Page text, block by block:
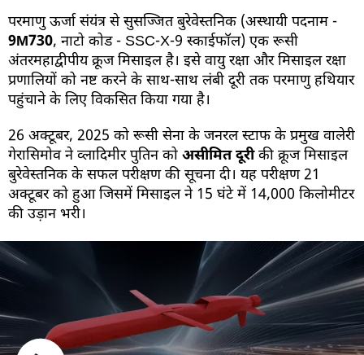
परमाणु ऊर्जा संयंत्र से सुसज्जित बुरेवेस्तनिक (अस्थायी पदनाम -
9M730, नाटो कोड - SSC-X-9 स्काईफॉल) एक रूसी
अंतरमहाद्वीपीय क्रूज मिसाइल है। इसे वायु रक्षा और मिसाइल रक्षा
प्रणालियों को नष्ट करने के साथ-साथ लंबी दूरी तक परमाणु हथियार
पहुंचाने के लिए विकसित किया गया है।
26 अक्टूबर, 2025 को रूसी सेना के जनरल स्टाफ के प्रमुख वालेरी
गेरासिमोव ने व्लादिमीर पुतिन को असीमित दूरीकी क्रूज मिसाइल
बुरेवेस्तनिक के सफल परीक्षण की सूचना दी। यह परीक्षण 21
अक्टूबर को हुआ जिसमें मिसाइल ने 15 घंटे में 14,000 किलोमीटर
की उड़ान भरी।